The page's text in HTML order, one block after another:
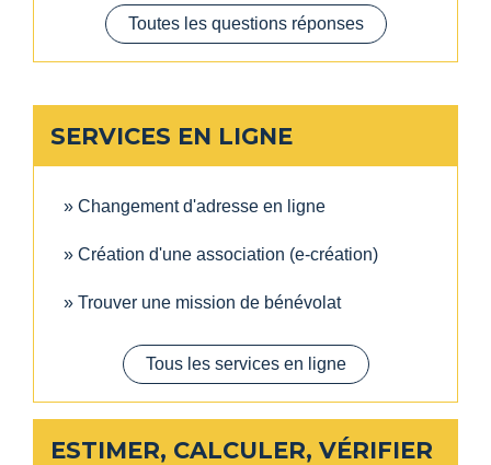
Toutes les questions réponses
SERVICES EN LIGNE
Changement d'adresse en ligne
Création d'une association (e-création)
Trouver une mission de bénévolat
Tous les services en ligne
ESTIMER, CALCULER, VÉRIFIER